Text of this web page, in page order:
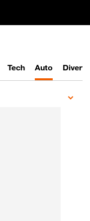
Tech Auto